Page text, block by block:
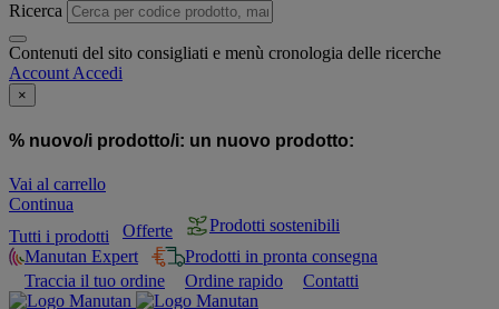
Ricerca
Contenuti del sito consigliati e menù cronologia delle ricerche
Account Accedi
×
% nuovo/i prodotto/i: un nuovo prodotto:
Vai al carrello
Continua
Tutti i prodotti
Offerte
Prodotti sostenibili
Manutan Expert
Prodotti in pronta consegna
Traccia il tuo ordine
Ordine rapido Contatti